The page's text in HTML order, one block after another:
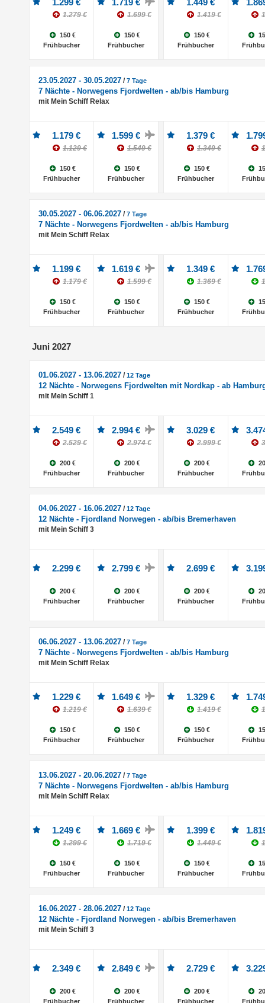
1.299 €
1.279 €
150 €
Frühbucher
1.719 €
1.699 €
150 €
Frühbucher
1.449 €
1.419 €
150 €
Frühbucher
23.05.2027 - 30.05.2027 /7 Tage
7 Nächte - Norwegens Fjordwelten - ab/bis Hamburg
mit Mein Schiff Relax
1.179 €
1.129 €
150 €
Frühbucher
1.599 €
1.549 €
150 €
Frühbucher
1.379 €
1.349 €
150 €
Frühbucher
30.05.2027 - 06.06.2027 /7 Tage
7 Nächte - Norwegens Fjordwelten - ab/bis Hamburg
mit Mein Schiff Relax
1.199 €
1.179 €
150 €
Frühbucher
1.619 €
1.599 €
150 €
Frühbucher
1.349 €
1.369 €
150 €
Frühbucher
Juni 2027
01.06.2027 - 13.06.2027 /12 Tage
12 Nächte - Norwegens Fjordwelten mit Nordkap - ab
mit Mein Schiff 1
2.549 €
2.529 €
200 €
Frühbucher
2.994 €
2.974 €
200 €
Frühbucher
3.029 €
2.999 €
200 €
Frühbucher
04.06.2027 - 16.06.2027 /12 Tage
12 Nächte - Fjordland Norwegen - ab/bis Bremerhaven
mit Mein Schiff 3
2.299 €
200 €
Frühbucher
2.799 €
200 €
Frühbucher
2.699 €
200 €
Frühbucher
06.06.2027 - 13.06.2027 /7 Tage
7 Nächte - Norwegens Fjordwelten - ab/bis Hamburg
mit Mein Schiff Relax
1.229 €
1.219 €
150 €
Frühbucher
1.649 €
1.639 €
150 €
Frühbucher
1.329 €
1.419 €
150 €
Frühbucher
13.06.2027 - 20.06.2027 /7 Tage
7 Nächte - Norwegens Fjordwelten - ab/bis Hamburg
mit Mein Schiff Relax
1.249 €
1.299 €
150 €
Frühbucher
1.669 €
1.719 €
150 €
Frühbucher
1.399 €
1.449 €
150 €
Frühbucher
16.06.2027 - 28.06.2027 /12 Tage
12 Nächte - Fjordland Norwegen - ab/bis Bremerhaven
mit Mein Schiff 3
2.349 €
200 €
Frühbucher
2.849 €
200 €
Frühbucher
2.729 €
200 €
Frühbucher